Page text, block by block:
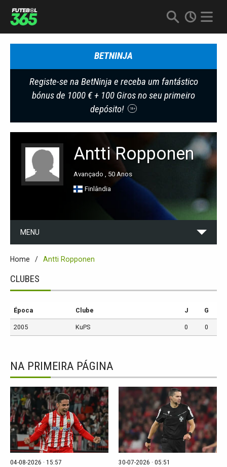
BETNINJA
Registe-se na BetNinja e receba um fantástico
bónus de 1000 € + 100 Giros no seu primeiro
depósito!
18+
Antti Ropponen
Avançado , 50 Anos
Finlândia
MENU
Home Antti Ropponen
CLUBES
Época Clube J G
2005 KuPS 0 0
NA PRIMEIRA PÁGINA
04-08-2026 · 15:57 30-07-2026 · 05:51